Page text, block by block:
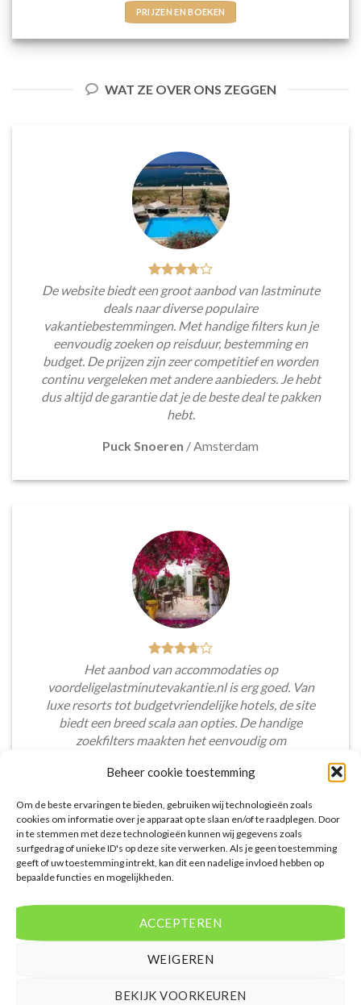
Beheer cookie toestemming
Om de beste ervaringen te bieden, gebruiken wij technologieën zoals
cookies om informatie over je apparaat op te slaan en/of te raadplegen. Door
in te stemmen met deze technologieën kunnen wij gegevens zoals
surfgedrag of unieke ID's op deze site verwerken. Als je geen toestemming
geeft of uw toestemming intrekt, kan dit een nadelige invloed hebben op
bepaalde functies en mogelijkheden.
ACCEPTEREN
WEIGEREN
BEKIJK VOORKEUREN
PRIJZEN EN BOEKEN
WAT ZE OVER ONS ZEGGEN
De website biedt een groot aanbod van lastminute
deals naar diverse populaire
vakantiebestemmingen. Met handige filters kun je
eenvoudig zoeken op reisduur, bestemming en
budget. De prijzen zijn zeer competitief en worden
continu vergeleken met andere aanbieders. Je hebt
dus altijd de garantie dat je de beste deal te pakken
hebt.
Puck Snoeren /Amsterdam
Het aanbod van accommodaties op
voordeligelastminutevakantie.nl is erg goed. Van
luxe resorts tot budgetvriendelijke hotels, de site
biedt een breed scala aan opties. De handige
zoekfilters maakten het eenvoudig om
voorkeuren en budget.
Tim Beukers/Tilburg